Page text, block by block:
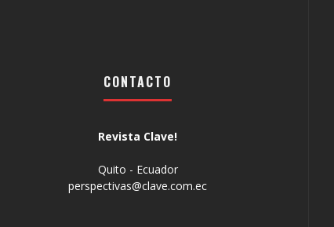
CONTACTO
Revista Clave!
Quito - Ecuador
perspectivas@clave.com.ec